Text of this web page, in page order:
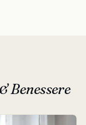
Benessere